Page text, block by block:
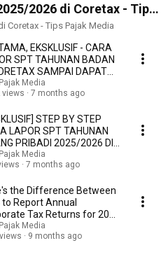
2026 di Coretax - Tips
Panduan SPT Tahunan 2025/2026 di Coretax - Tips Pajak Media
EKSKLUSIF - CARA
SPT TAHUNAN BADAN
SAMPAI DAPAT
LAPOR | TIPS PAJAK
Media
views
7 months ago
STEP BY STEP
LAPOR SPT TAHUNAN
PRIBADI 2025/2026 DI
TIPS PAJAK MEDIA
Media
7 months ago
the Difference Between
to Report Annual
Tax Returns for 2024
Media
9 months ago